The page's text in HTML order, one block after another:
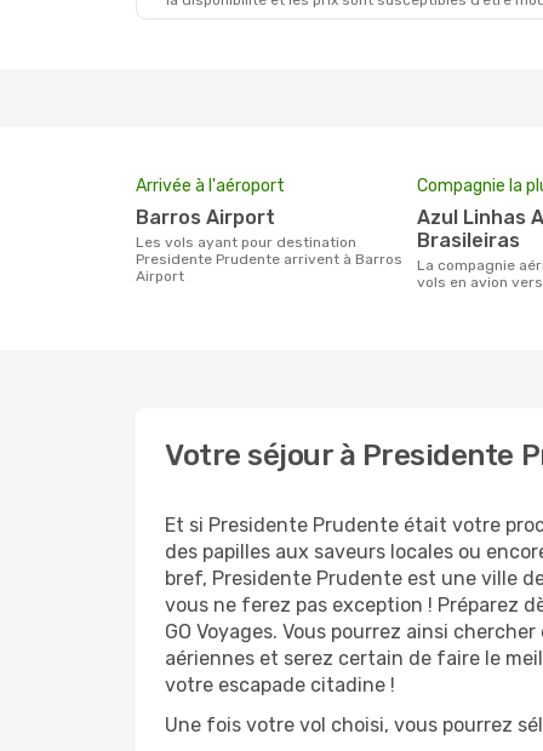
Arrivée à l'aéroport
Barros Airport
Les vols ayant pour destination
Presidente Prudente arrivent à Barros
Airport
Compagnie la
Azul Linhas Aereas
Brasileiras
La compagnie aérienne effectuant des
vols en avion
Votre séjour à Presidente
Et si Presidente Prudente était votre
des papilles aux saveurs locales ou
bref, Presidente Prudente est une ville
vous ne ferez pas exception ! Préparez
GO Voyages. Vous pourrez ainsi
aériennes et serez certain de faire le
votre escapade citadine !
Une fois votre vol choisi, vous pourrez